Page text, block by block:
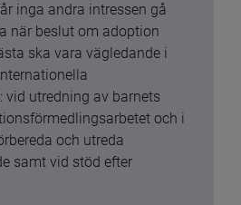
inga andra intressen gå
när beslut om adoption
ska vara vägledande i
vid utredning av barnets
och i
och utreda
samt vid stöd efter